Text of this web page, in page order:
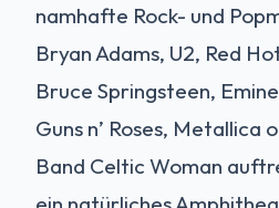
namhafte Rock- und
Bryan Adams, U2, Red
Bruce Springsteen,
Guns n’ Roses, Metallica
Band Celtic Woman